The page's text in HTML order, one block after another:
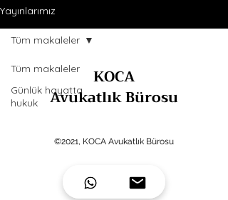
Yayınlarımız
Tüm makaleler
Günlük hayatta
hukuk
Tüm makaleler
KOCA
Avukatlık Bürosu
©2021, KOCA Avukatlık Bürosu